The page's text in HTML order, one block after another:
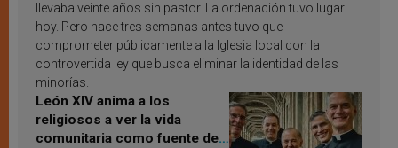
llevaba veinte años sin pastor. La ordenación tuvo lugar
hoy. Pero hace tres semanas antes tuvo que
comprometer públicamente a la Iglesia local con la
controvertida ley que busca eliminar la identidad de las
minorías.
León XIV anima a los
religiosos a ver la vida
comunitaria como fuente de